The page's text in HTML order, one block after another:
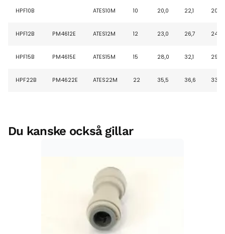
HPF10B ATES10M 10 20,0 22,1 20,1
HPF12B PM4612E ATES12M 12 23,0 26,7 24,7
HPF15B PM4615E ATES15M 15 28,0 32,1 29,4
HPF22B PM4622E ATES22M 22 35,5 36,6 33,8
Du kanske också gillar